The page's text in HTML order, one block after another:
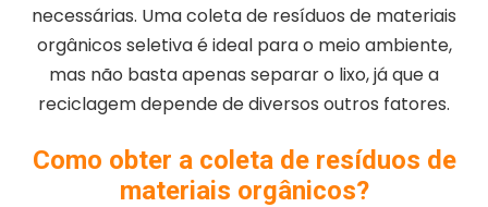
necessárias. Uma coleta de resíduos de materiais
orgânicos seletiva é ideal para o meio ambiente,
mas não basta apenas separar o lixo, já que a
reciclagem depende de diversos outros fatores.
Como obter a coleta de resíduos de
materiais orgânicos?